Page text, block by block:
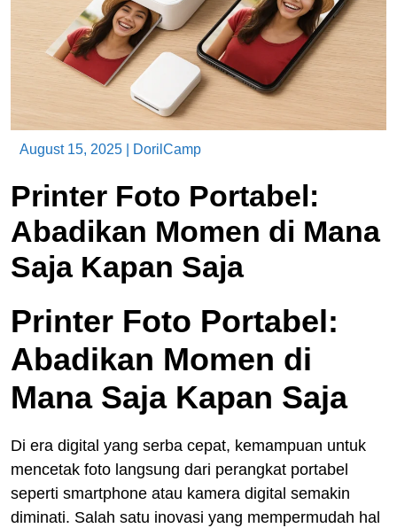
August 15, 2025 DorilCamp
Printer Foto Portabel:
Abadikan Momen di Mana
Saja Kapan Saja
Printer Foto Portabel:
Abadikan Momen di
Mana Saja Kapan Saja
Di era digital yang serba cepat, kemampuan untuk
mencetak foto langsung dari perangkat portabel
seperti smartphone atau kamera digital semakin
diminati. Salah satu inovasi yang mempermudah hal